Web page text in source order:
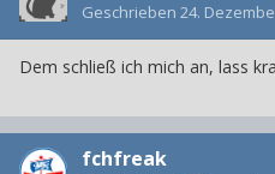
Geschrieben 24.
Dem schließ ich mich an, lass
fchfreak